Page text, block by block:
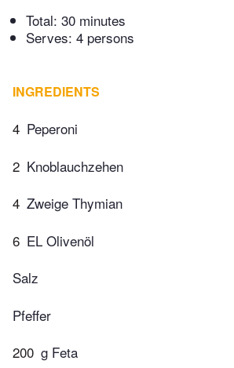
Total: 30 minutes
Serves: 4 persons
INGREDIENTS
4 Peperoni
2 Knoblauchzehen
4 Zweige Thymian
6 EL Olivenöl
Salz
Pfeffer
200 g Feta